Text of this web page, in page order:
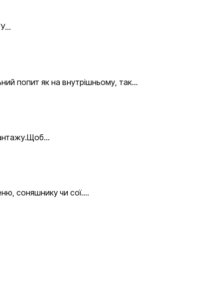
У…
попит як на внутрішньому, так…
соняшнику чи сої.…